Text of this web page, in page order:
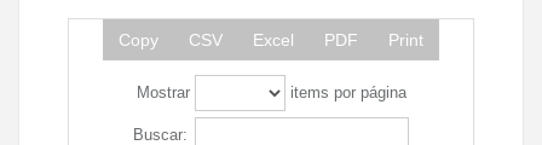
Copy CSV Excel PDF Print
Mostrar items por página
Buscar: